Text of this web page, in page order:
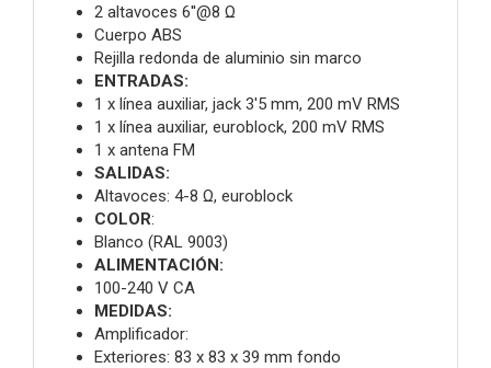
2 altavoces 6''@8 Ω
Cuerpo ABS
Rejilla redonda de aluminio sin marco
ENTRADAS:
1 x línea auxiliar, jack 3'5 mm, 200 mV RMS
1 x línea auxiliar, euroblock, 200 mV RMS
1 x antena FM
SALIDAS:
Altavoces: 4-8 Ω, euroblock
COLOR:
Blanco (RAL 9003)
ALIMENTACIÓN:
100-240 V CA
MEDIDAS:
Amplificador:
Exteriores: 83 x 83 x 39 mm fondo